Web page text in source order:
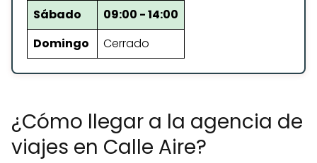
Sábado
09:00 - 14:00
Domingo
Cerrado
¿Cómo llegar a la agencia de
viajes en Calle Aire?